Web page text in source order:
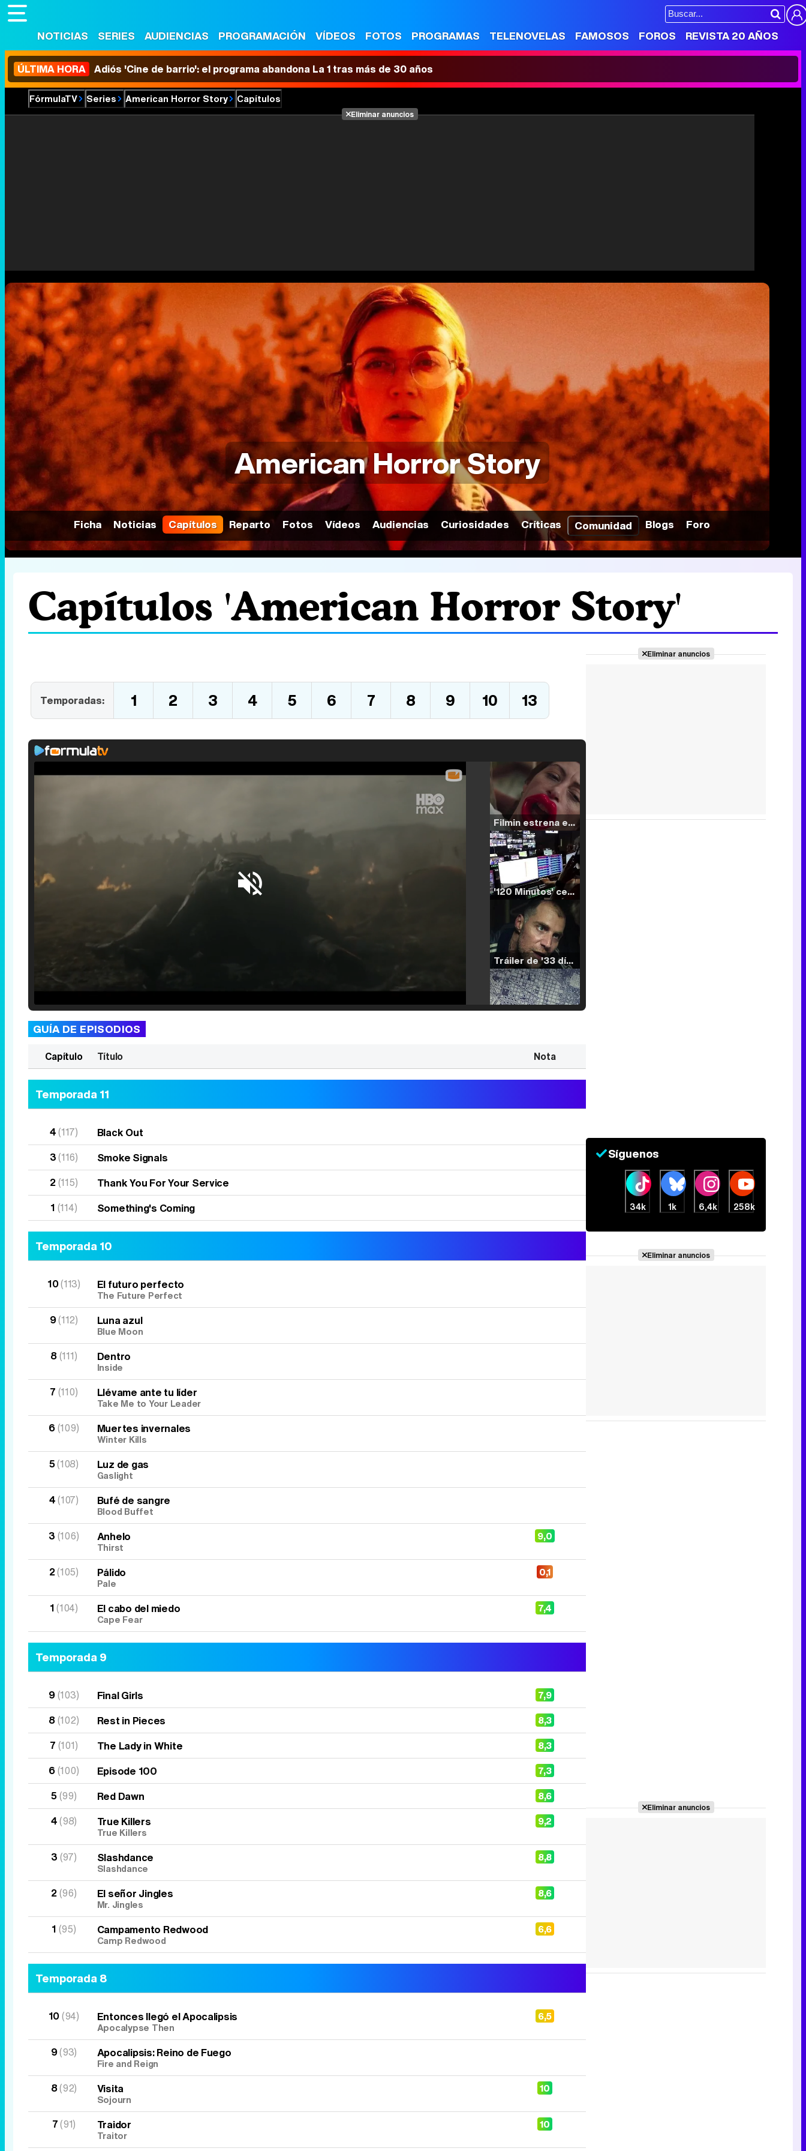
NOTICIAS SERIES AUDIENCIAS PROGRAMACIÓN VÍDEOS FOTOS PROGRAMAS TELENOVELAS FAMOSOS FOROS REVISTA 20 AÑOS
ÚLTIMA HORA Adiós 'Cine de barrio': el programa abandona La 1 tras más de 30 años
FórmulaTV Series American Horror Story Capítulos
Eliminar anuncios
American Horror Story
Ficha Noticias Capítulos Reparto Fotos Vídeos Audiencias Curiosidades Críticas Comunidad Blogs Foro
Capítulos 'American Horror Story'
Temporadas: 1 2 3 4 5 6 7 8 9 10 13
Filmin estrena el tráiler de 'Millennial Mal', su nueva comedia universitaria de la mano de Lorena Iglesias
'120 Minutos' celebra sus 2.000 programas en Telemadrid con un vídeo del día a día en la redacción
Tráiler de '33 días', la nueva serie de Atresplayer con Julián Villagrán y José Manuel Poga
Canción ganadora de Eurovisión 2026: DARA con "Bangaranga" por Bulgaria
GUÍA DE EPISODIOS
Capítulo Título Nota
Temporada 11
4(117) Black Out
3(116) Smoke Signals
2(115) Thank You For Your Service
1 (114) Something's Coming
Temporada 10
10(113) El futuro perfecto
The Future Perfect
9(112) Luna azul
Blue Moon
8(111) Dentro
Inside
7 (110) Llévame ante tu líder
Take Me to Your Leader
6(109) Muertes invernales
Winter Kills
5(108) Luz de gas
Gaslight
4(107) Bufé de sangre
Blood Buffet
3 (106) Anhelo
Thirst
9,0
2(105) Pálido
Pale
0,1
1(104) El cabo del miedo
Cape Fear
7,4
Temporada 9
9(103) Final Girls 7,9
8(102) Rest in Pieces 8,3
7 (101) The Lady in White 8,3
6(100) Episode 100 7,3
5(99) Red Dawn 8,6
4(98) True Killers
True Killers
9,2
3 (97) Slashdance
Slashdance
8,8
2(96) El señor Jingles
Mr. Jingles
8,6
1 (95) Campamento Redwood
Camp Redwood
6,6
Temporada 8
10(94) Entonces llegó el Apocalipsis
Apocalypse Then
6,5
9(93) Apocalipsis: Reino de Fuego
Fire and Reign
8(92) Visita
Sojourn
10
7(91) Traidor
Traitor
10
Eliminar anuncios
Síguenos
34k 1k 6,4k 258k
Eliminar anuncios
Eliminar anuncios